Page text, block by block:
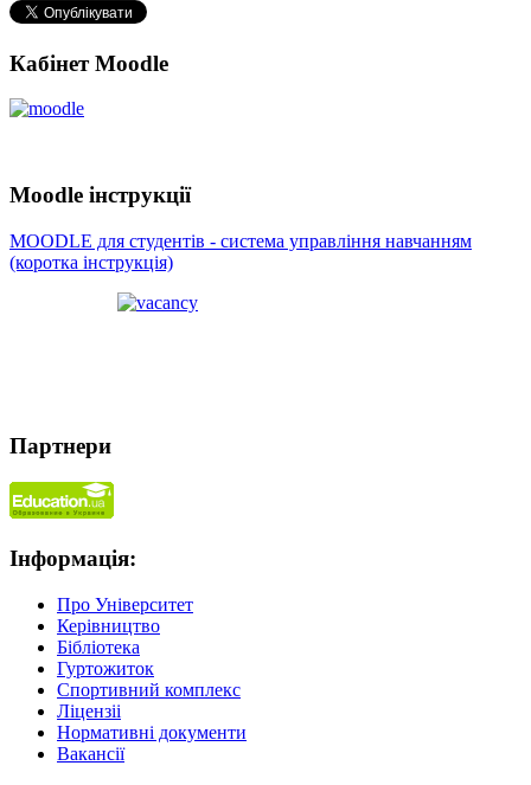
Кабінет Moodle
Moodle інструкції
MOODLE для студентів - система управління навчанням
(коротка інструкція)
Партнери
Інформація:
Про Університет
Керівництво
Бібліотека
Гуртожиток
Спортивний комплекс
Ліцензіі
Нормативні документи
Вакансії